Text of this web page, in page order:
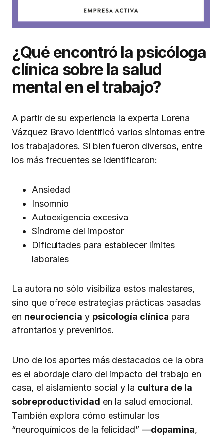
¿Qué encontró la psicóloga
clínica sobre la salud
mental en el trabajo?
A partir de su experiencia la experta Lorena
Vázquez Bravo identificó varios síntomas entre
los trabajadores. Si bien fueron diversos, entre
los más frecuentes se identificaron:
Ansiedad
Insomnio
Autoexigencia excesiva
Síndrome del impostor
Dificultades para establecer límites
laborales
La autora no sólo visibiliza estos malestares,
sino que ofrece estrategias prácticas basadas
en neurociencia y psicología clínica para
afrontarlos y prevenirlos.
Uno de los aportes más destacados de la obra
es el abordaje claro del impacto del trabajo en
casa, el aislamiento social y la cultura de la
sobreproductividad en la salud emocional.
También explora cómo estimular los
“neuroquímicos de la felicidad” —dopamina,